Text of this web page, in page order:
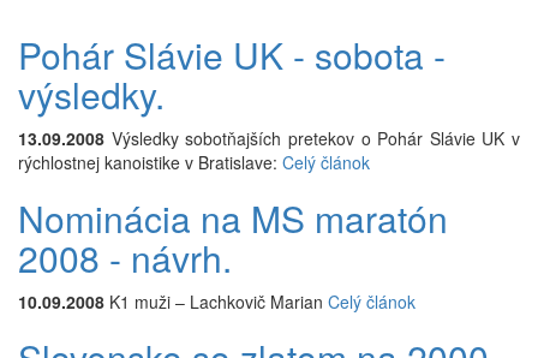
Pohár Slávie UK - sobota -
výsledky.
13.09.2008 Výsledky sobotňajších pretekov o Pohár Slávie UK v
rýchlostnej kanoistike v Bratislave: Celý článok
Nominácia na MS maratón
2008 - návrh.
10.09.2008 K1 muži – Lachkovič Marian Celý článok